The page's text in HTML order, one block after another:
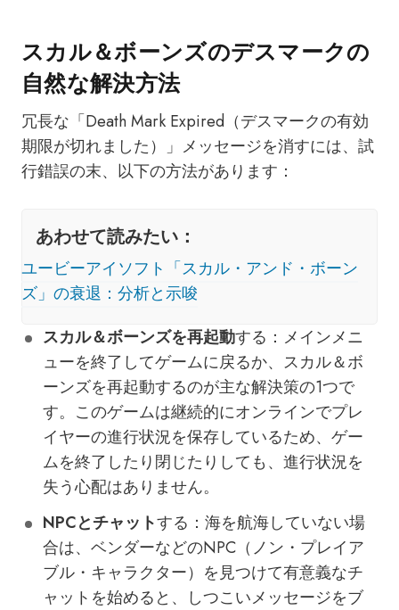
スカル＆ボーンズのデスマークの
自然な解決方法
冗長な「Death Mark Expired（デスマークの有効
期限が切れました）」メッセージを消すには、試
行錯誤の末、以下の方法があります：
あわせて読みたい：
ユービーアイソフト「スカル・アンド・ボーン
ズ」の衰退：分析と示唆
スカル＆ボーンズを再起動する：メインメニ
ューを終了してゲームに戻るか、スカル＆ボ
ーンズを再起動するのが主な解決策の1つで
す。このゲームは継続的にオンラインでプレ
イヤーの進行状況を保存しているため、ゲー
ムを終了したり閉じたりしても、進行状況を
失う心配はありません。
NPCとチャットする：海を航海していない場
合は、ベンダーなどのNPC（ノン・プレイア
ブル・キャラクター）を見つけて有意義なチ
ャットを始めると、しつこいメッセージをブ